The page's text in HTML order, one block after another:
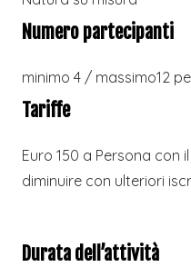
Numero partecipanti
minimo 4 / massimo12
Tariffe
Euro 150 a Persona con
diminuire con ulteriori
Durata dell’attività